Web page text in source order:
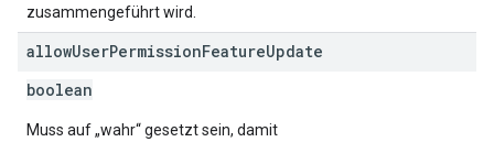
zusammengeführt wird.
allowUserPermissionFeatureUpdate
boolean
Muss auf „wahr“ gesetzt sein, damit